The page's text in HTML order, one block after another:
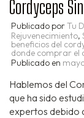
Cordyceps
Publicado porTu
Rejuvenecimiento,
beneficios del
donde comprar el
Publicado en
Hablemos del
que ha sido
expertos debido